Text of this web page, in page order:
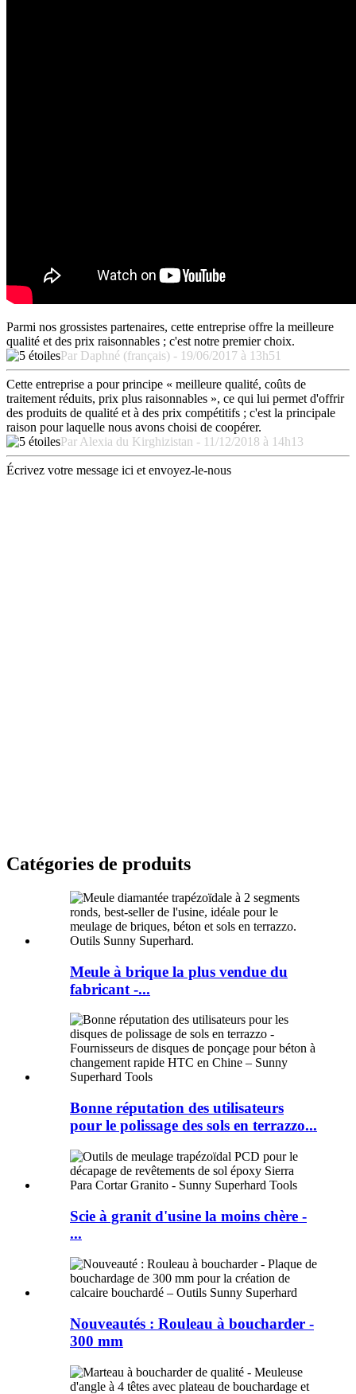
Parmi nos grossistes partenaires, cette entreprise offre la meilleure
qualité et des prix raisonnables ; c'est notre premier choix.
Par Daphné (français) - 19/06/2017 à 13h51
Cette entreprise a pour principe « meilleure qualité, coûts de
traitement réduits, prix plus raisonnables », ce qui lui permet d'offrir
des produits de qualité et à des prix compétitifs ; c'est la principale
raison pour laquelle nous avons choisi de coopérer.
Par Alexia du Kirghizistan - 11/12/2018 à 14h13
Écrivez votre message ici et envoyez-le-nous
Catégories de produits
Meule à brique la plus vendue du
fabricant -...
Bonne réputation des utilisateurs
pour le polissage des sols en terrazzo...
Scie à granit d'usine la moins chère -
...
Nouveautés : Rouleau à boucharder -
300 mm